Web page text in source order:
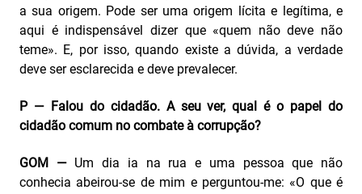
a sua origem. Pode ser uma origem lícita e legítima, e
aqui é indispensável dizer que «quem não deve não
teme». E, por isso, quando existe a dúvida, a verdade
deve ser esclarecida e deve prevalecer.
P — Falou do cidadão. A seu ver, qual é o papel do
cidadão comum no combate à corrupção?
GOM —Um dia ia na rua e uma pessoa que não
conhecia abeirou-se de mim e perguntou‑me: «O que é